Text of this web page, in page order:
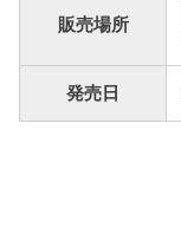
販売場所
発売日